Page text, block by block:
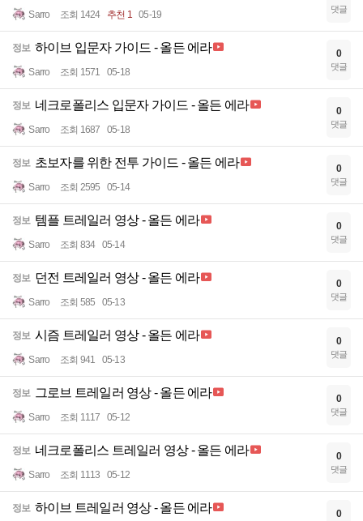
Sarro 조회 1424 추천 1 05-19 댓글
정보 하이브 입문자 가이드 - 올든 에라
Sarro 조회 1571 05-18
0
댓글
정보 네크로폴리스 입문자 가이드 - 올든 에라
Sarro 조회 1687 05-18
0
댓글
정보 초보자를 위한 전투 가이드 - 올든 에라
Sarro 조회 2595 05-14
0
댓글
정보 템플 트레일러 영상 - 올든 에라
Sarro 조회 834 05-14
0
댓글
정보 던전 트레일러 영상 - 올든 에라
Sarro 조회 585 05-13
0
댓글
정보 시즘 트레일러 영상 - 올든 에라
Sarro 조회 941 05-13
0
댓글
정보 그로브 트레일러 영상 - 올든 에라
Sarro 조회 1117 05-12
0
댓글
정보 네크로폴리스 트레일러 영상 - 올든 에라
Sarro 조회 1113 05-12
0
댓글
정보 하이브 트레일러 영상 - 올든 에라 0